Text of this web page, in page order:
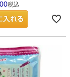
税込